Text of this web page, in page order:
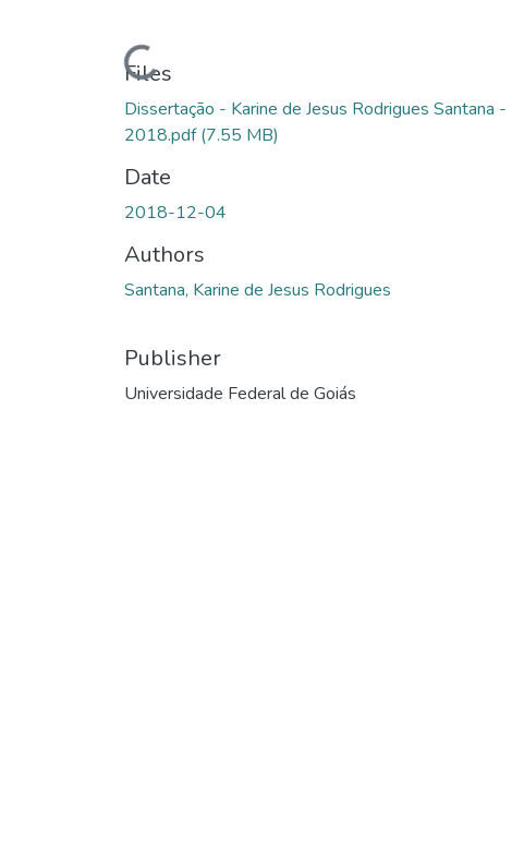
Loading...
Files
Dissertação - Karine de Jesus Rodrigues Santana -
2018.pdf(7.55 MB)
Date
2018-12-04
Authors
Santana, Karine de Jesus Rodrigues
Publisher
Universidade Federal de Goiás